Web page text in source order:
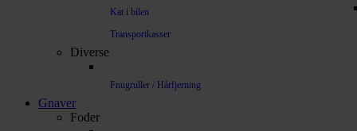
Kat i bilen
Transportkasser
Diverse
Fnugruller / Hårfjerning
Gnaver
Foder